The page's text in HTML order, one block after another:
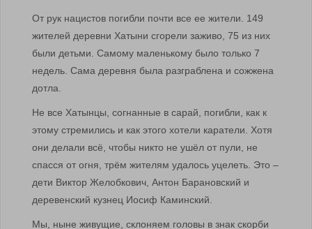
От рук нацистов погибли почти все ее жители. 149
жителей деревни Хатыни сгорели заживо, 75 из них
были детьми. Самому маленькому было только 7
недель. Сама деревня была разграблена и сожжена
дотла.
Не все Хатынцы, согнанные в сарай, погибли, как к
этому стремились и как этого хотели каратели. Хотя
они делали всё, чтобы никто не ушёл от пули, не
спасся от огня, трём жителям удалось уцелеть. Это –
дети Виктор Желобкович, Антон Барановский и
деревенский кузнец Иосиф Каминский.
Мы, ныне живущие, склоняем головы в знак скорби